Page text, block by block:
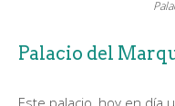
Palacio del
Este palacio, hoy en